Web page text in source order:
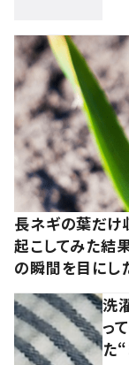
長ネギの葉だけ
起こしてみた結
の瞬間を目にし
洗
っ
た